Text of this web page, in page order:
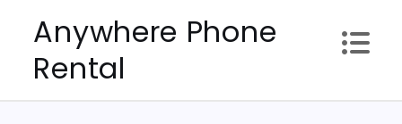
content
Anywhere Phone
Rental